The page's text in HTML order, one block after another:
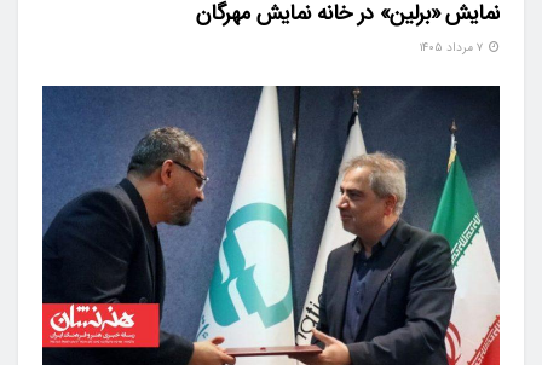
نمایش «برلین» در خانه نمایش مهرگان